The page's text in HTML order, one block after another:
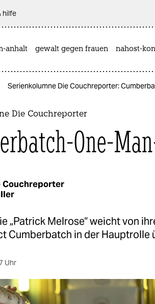
hilfe
anhalt gewalt gegen frauen nahost-
Serienkolumne Die Couchreporter:
Die Couchreporter
One-
Couchreporter
„Patrick Melrose“ weicht von
Cumberbatch in der Hauptrolle
Uhr